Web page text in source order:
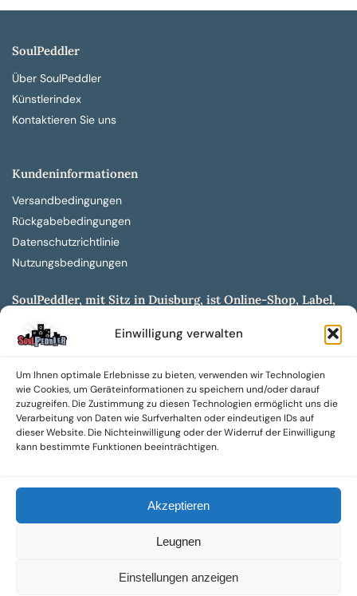
Einwilligung verwalten
Um Ihnen optimale Erlebnisse zu bieten, verwenden wir Technologien
wie Cookies, um Geräteinformationen zu speichern und/oder darauf
zuzugreifen. Die Zustimmung zu diesen Technologien ermöglicht uns die
Verarbeitung von Daten wie Surfverhalten oder eindeutigen IDs auf
dieser Website. Die Nichteinwilligung oder der Widerruf der Einwilligung
kann bestimmte Funktionen beeinträchtigen.
Akzeptieren
Leugnen
Einstellungen anzeigen
SoulPeddler
Über SoulPeddler
Künstlerindex
Kontaktieren Sie uns
Kundeninformationen
Versandbedingungen
Rückgabebedingungen
Datenschutzrichtlinie
Nutzungsbedingungen
SoulPeddler, mit Sitz in Duisburg, ist Online-Shop, Label,
entwickelt aus dem SoulPeddler Vinyl-Presswerk und
unserer Online-Gig-Plattform.
Wir bieten eine breite Auswahl an sowohl hochgradig
sammelwürdigen als auch Mainstream-Titeln und -Formaten auf
Vinyl, CD und weiteren Medien.
Sowohl neue als auch gebrauchte, nach Zustand bewertete
Wir setzen uns leidenschaftlich für unabhängige Künstler und
Labels ein und bieten hochwertige, maßgeschneiderte Lösungen
aus über 30 Jahren Erfahrung in der Musikindustrie.
SoulPeddler Mailorder, Records & Vinyl Production – DUBOX –
Nettirock – Nice Guy Records – MOVA Museum of Vinyl Arts